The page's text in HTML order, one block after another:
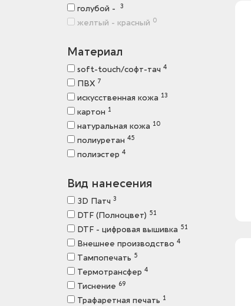
голубой - 3
желтый - красный 0
зеленое яблоко -
розовый - фуксия
розовый -
серебристый - серый
серый прозрачный -
серый - черный
темно-синий -
фуксия - 3
черный - 11
Материал
soft-touch/софт-тач 4
ПВХ 7
искусственная кожа 13
картон 1
натуральная кожа 10
полиуретан 45
полиэстер 4
Вид нанесения
3D Патч 3
DTF (Полноцвет) 51
DTF - цифровая вышивка 51
Внешнее производство 4
Тампопечать 5
Термотрансфер 4
Тиснение 69
Трафаретная печать 1